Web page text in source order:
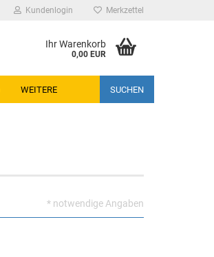
Kundenlogin Merkzettel
Ihr Warenkorb
0,00 EUR
SUCHEN
WEITERE
* notwendige Angaben